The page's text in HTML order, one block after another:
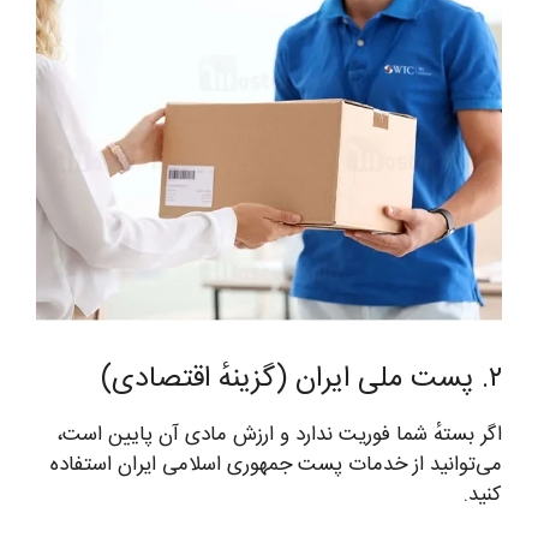
۲. پست ملی ایران (گزینهٔ اقتصادی)
اگر بستهٔ شما فوریت ندارد و ارزش مادی آن پایین است،
می‌توانید از خدمات پست جمهوری اسلامی ایران استفاده
کنید.